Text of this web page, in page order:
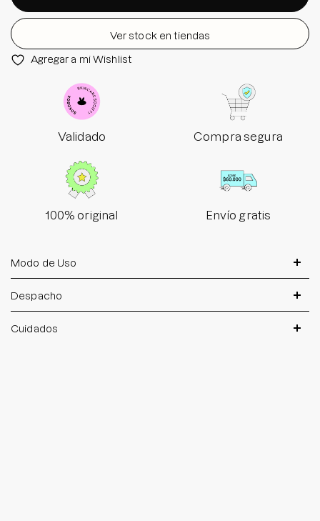
Ver stock en tiendas
Agregar a mi Wishlist
Validado Compra segura
100% original Envío gratis
Modo de Uso
Despacho
Cuidados